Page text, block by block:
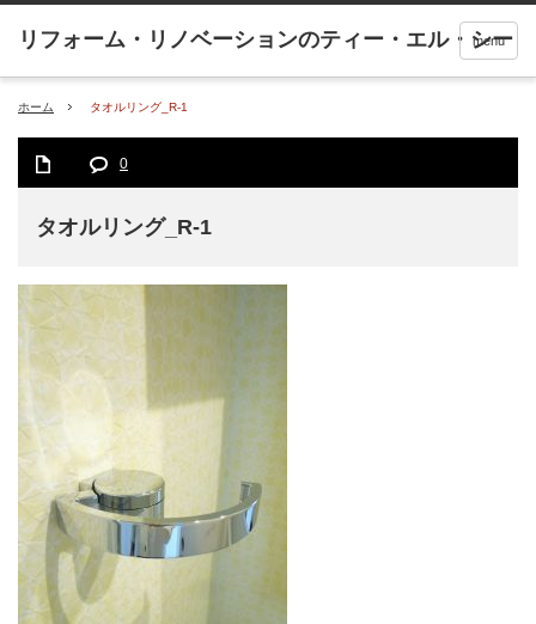
menu
ホーム タオルリング_R-1
0
タオルリング_R-1